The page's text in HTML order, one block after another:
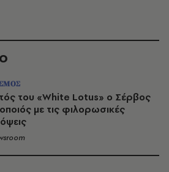
του «White Lotus» ο Σέρβος
με τις φιλορωσικές